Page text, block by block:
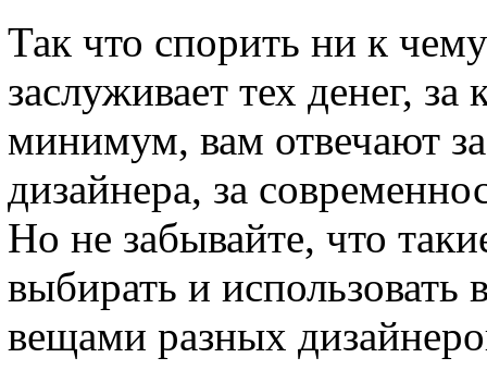
Так что спорить ни к
заслуживает тех денег,
минимум, вам отвечают
дизайнера, за
Но не забывайте, что
выбирать и
вещами разных